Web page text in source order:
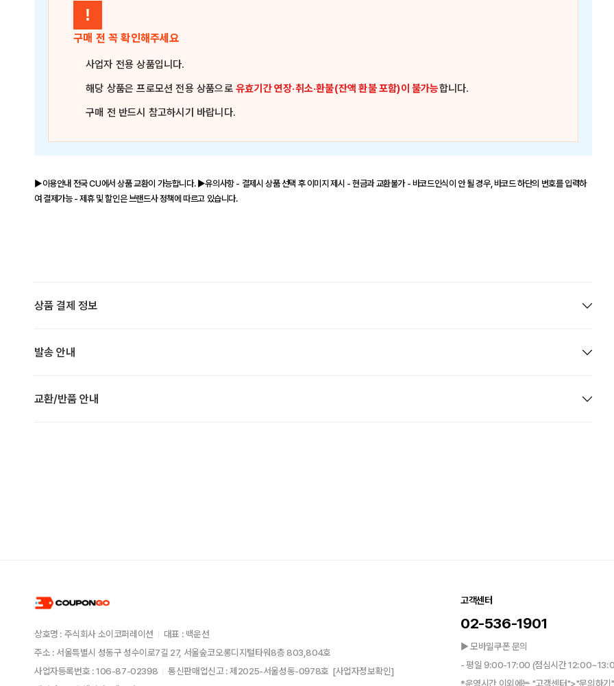
!
구매 전 꼭 확인해주세요
사업자 전용 상품입니다.
해당 상품은프로모션 전용 상품으로유효기간 연장·취소·환불(잔액 환불 포함)이 불가능합니다.
구매 전 반드시 참고하시기 바랍니다.
▶이용안내 전국 CU에서 상품 교환이 가능합니다. ▶유의사항 - 결제시 상품 선택 후 이미지 제시 - 현금과 교환불가 - 바코드인식이 안 될 경우, 바코드 하단의 번호를 입력하
여 결제가능 - 제휴 및 할인은 브랜드사 정책에 따르고 있습니다.
상품 결제 정보
발송 안내
교환/반품 안내
상호명 : 주식회사 소이코퍼레이션
대표 : 백운선
주소 : 서울특별시 성동구 성수이로7길 27, 서울숲코오롱디지털타워8층 803,804호
사업자등록번호 : 106-87-02398
통신판매업신고 : 제2025-서울성동-0978호 [사업자정보확인]
고객센터
02-536-1901
▶ 모바일쿠폰 문의
- 평일 9:00-17:00 (점심시간
*운영시간 이외에는 "고객센터">"문의하기